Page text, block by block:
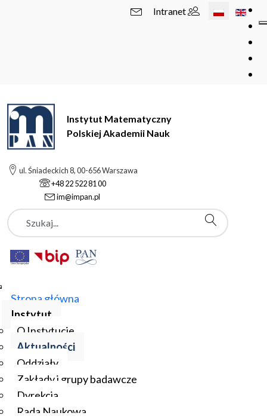
Wybierz swój
Intranet
Instytut Matematyczny
Polskiej Akademii Nauk
ul. Śniadeckich 8, 00-656 Warszawa
+48 22 522 81 00
im@impan.pl
Szukaj
Strona główna
Instytut
O Instytucie
Aktualności
Oddziały
Zakłady i grupy badawcze
Dyrekcja
Rada Naukowa